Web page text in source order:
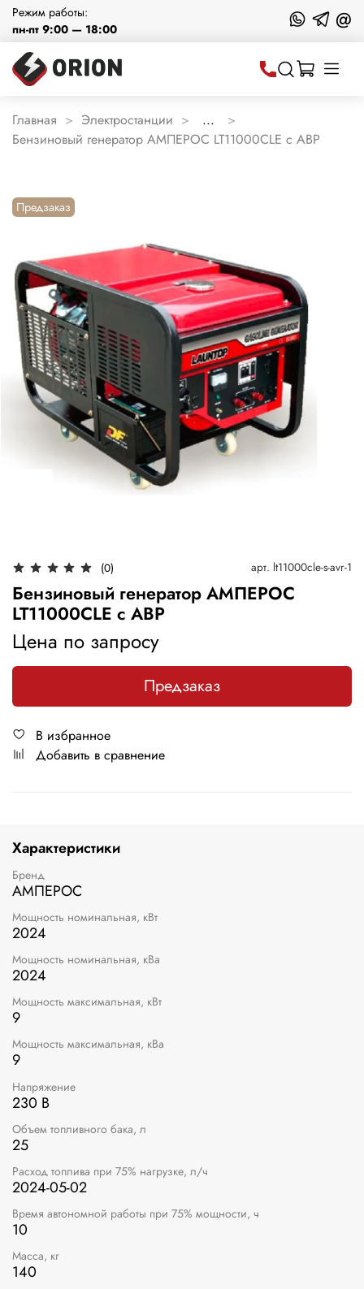
Режим работы:
пн-пт 9:00 — 18:00
@
Главная Электростанции
...
Бензиновый генератор АМПЕРОС LT11000CLE с АВР
Предзаказ
(0) арт. lt11000cle-s-avr-1
Бензиновый генератор АМПЕРОС
LT11000CLE с АВР
Цена по запросу
Предзаказ
В избранное
Добавить в сравнение
Характеристики
Бренд
АМПЕРОС
Мощность номинальная, кВт
2024
Мощность номинальная, кВа
2024
Мощность максимальная, кВт
9
Мощность максимальная, кВа
9
Напряжение
230 В
Объем топливного бака, л
25
Расход топлива при 75% нагрузке, л/ч
2024-05-02
Время автономной работы при 75% мощности, ч
10
Масса, кг
140